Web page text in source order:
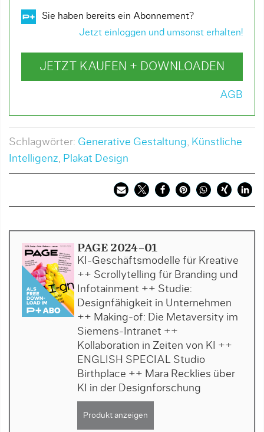
Sie haben bereits ein Abonnement?
Jetzt einloggen und umsonst erhalten!
JETZT KAUFEN + DOWNLOADEN
AGB
Schlagwörter: Generative Gestaltung, Künstliche
Intelligenz, Plakat Design
PAGE 2024-01
KI-Geschäftsmodelle für Kreative
++ Scrollytelling für Branding und
Infotainment ++ Studie:
Designfähigkeit in Unternehmen
++ Making-of: Die Metaversity im
Siemens-Intranet ++
Kollaboration in Zeiten von KI ++
ENGLISH SPECIAL Studio
Birthplace ++ Mara Recklies über
KI in der Designforschung
Produkt anzeigen